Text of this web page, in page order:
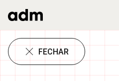
FECHAR